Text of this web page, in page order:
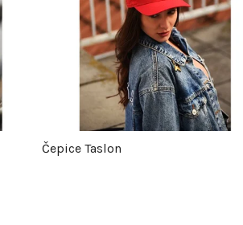
Čepice Taslon